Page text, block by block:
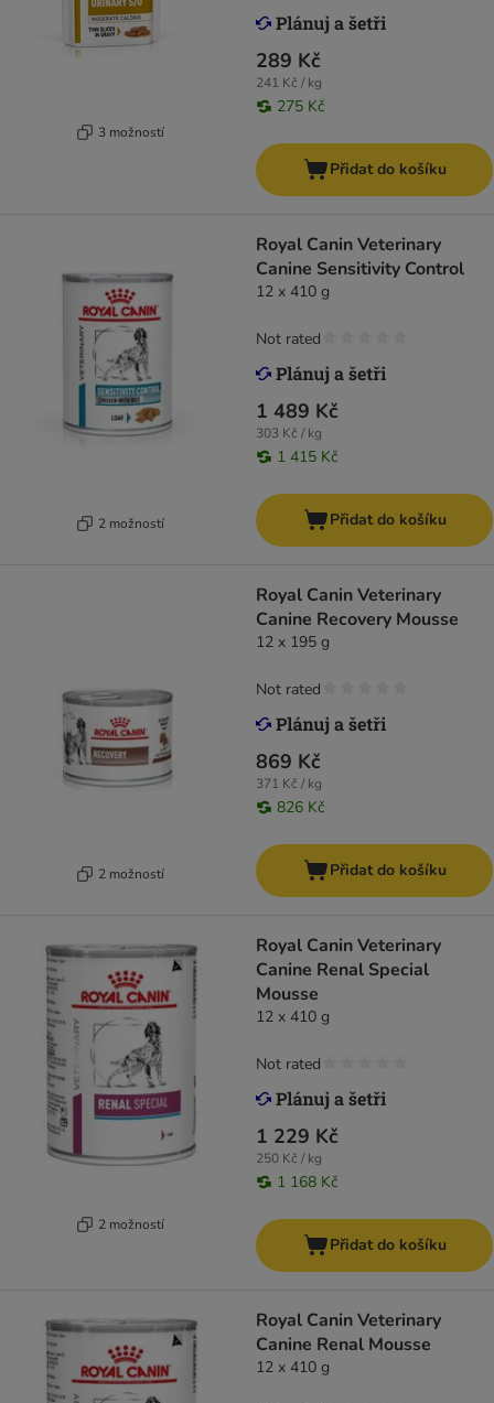
3 možností
289 Kč
241 Kč / kg
275 Kč
Přidat do košíku
2 možností
Royal Canin Veterinary
Canine Sensitivity Control
12 x 410 g
1 489 Kč
303 Kč / kg
1 415 Kč
Not rated
Přidat do košíku
2 možností
Royal Canin Veterinary
Canine Recovery Mousse
12 x 195 g
869 Kč
371 Kč / kg
826 Kč
Not rated
Přidat do košíku
2 možností
Royal Canin Veterinary
Canine Renal Special
Mousse
12 x 410 g
1 229 Kč
250 Kč / kg
1 168 Kč
Not rated
Přidat do košíku
Royal Canin Veterinary
Canine Renal Mousse
12 x 410 g